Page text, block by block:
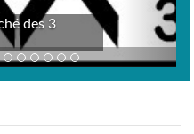
des 3